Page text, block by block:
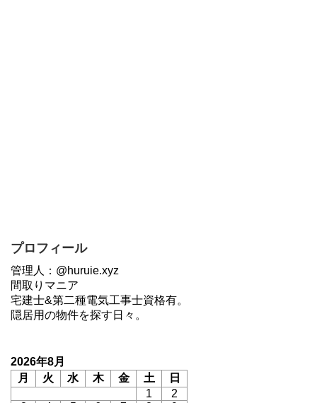
プロフィール
管理人：@huruie.xyz
間取りマニア
宅建士&第二種電気工事士資格有。
隠居用の物件を探す日々。
2026年8月
月
火 水 木 金 土
日
1
2